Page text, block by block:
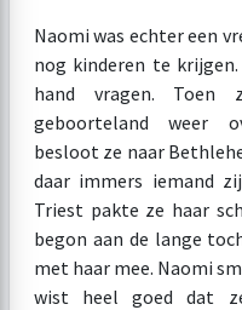
Naomi was echter een
nog kinderen te
hand vragen. Toen
geboorteland weer
besloot ze naar
daar immers iemand
Triest pakte ze haar
begon aan de lange
met haar mee. Naomi
wist heel goed dat